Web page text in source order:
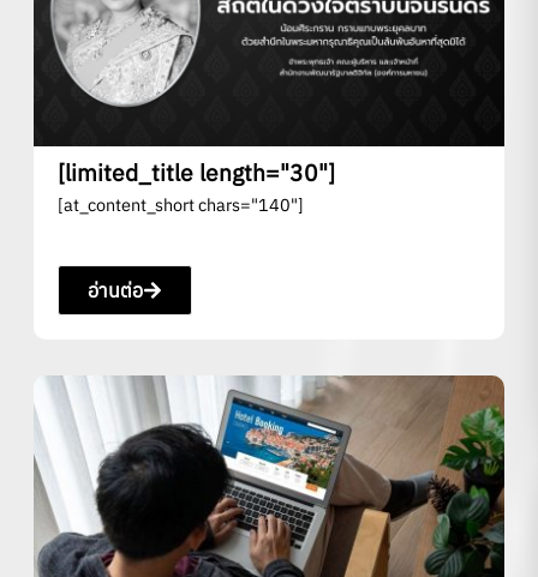
[limited_title length="30"]
[at_content_short chars="140"]
อ่านต่อ